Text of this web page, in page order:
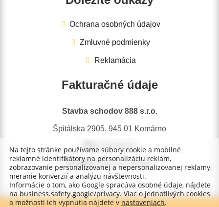
Ochrana osobných údajov
Zmluvné podmienky
Reklamácia
Fakturačné údaje
Stavba schodov 888 s.r.o.
Špitálska 2905, 945 01 Komárno
51737132
IČ DPH: SK2120774260
Na tejto stránke používame súbory cookie a mobilné
reklamné identifikátory na personalizáciu reklám,
zobrazovanie personalizovanej a nepersonalizovanej reklamy,
meranie konverzií a analýzu návštevnosti.
Informácie o tom, ako Google spracúva osobné údaje, nájdete
nabusiness.safety.google/privacy. Viac o jednotlivých cookies
a možnosti ich vypnutia nájdete vnastaveniach.